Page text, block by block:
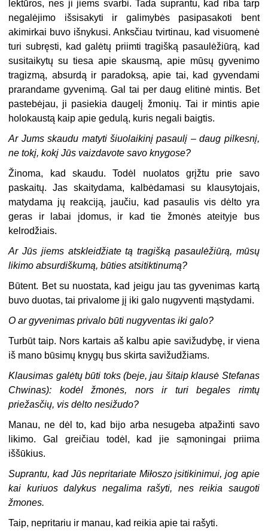
lektūros, nes ji jiems svarbi. Tada suprantu, kad riba tarp
negalėjimo išsisakyti ir galimybės pasipasakoti bent
akimirkai buvo išnykusi. Anksčiau tvirtinau, kad visuomenė
turi subręsti, kad galėtų priimti tragišką pasaulėžiūrą, kad
susitaikytų su tiesa apie skausmą, apie mūsų gyvenimo
tragizmą, absurdą ir paradoksą, apie tai, kad gyvendami
prarandame gyvenimą. Gal tai per daug elitinė mintis. Bet
pastebėjau, ji pasiekia daugelį žmonių. Tai ir mintis apie
holokaustą kaip apie gedulą, kuris negali baigtis.
Ar Jums skaudu matyti šiuolaikinį pasaulį – daug pilkesnį,
ne tokį, kokį Jūs vaizdavote savo knygose?
Žinoma, kad skaudu. Todėl nuolatos grįžtu prie savo
paskaitų. Jas skaitydama, kalbėdamasi su klausytojais,
matydama jų reakciją, jaučiu, kad pasaulis vis dėlto yra
geras ir labai įdomus, ir kad tie žmonės ateityje bus
kelrodžiais.
Ar Jūs jiems atskleidžiate tą tragišką pasaulėžiūrą, mūsų
likimo absurdiškumą, būties atsitiktinumą?
Būtent. Bet su nuostata, kad jeigu jau tas gyvenimas kartą
buvo duotas, tai privalome jį iki galo nugyventi mąstydami.
O ar gyvenimas privalo būti nugyventas iki galo?
Turbūt taip. Nors kartais aš kalbu apie savižudybę, ir viena
iš mano būsimų knygų bus skirta savižudžiams.
Klausimas galėtų būti toks (beje, jau šitaip klausė Stefanas
Chwinas): kodėl žmonės, nors ir turi begales rimtų
priežasčių, vis dėlto nesižudo?
Manau, ne dėl to, kad bijo arba nesugeba atpažinti savo
likimo. Gal greičiau todėl, kad jie sąmoningai priima
iššūkius.
Suprantu, kad Jūs nepritariate Miłoszo įsitikinimui, jog apie
kai kuriuos dalykus negalima rašyti, nes reikia saugoti
žmones.
Taip, nepritariu ir manau, kad reikia apie tai rašyti.